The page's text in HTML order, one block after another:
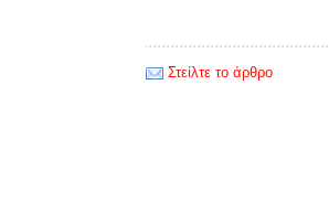
Στείλτε το άρθρο